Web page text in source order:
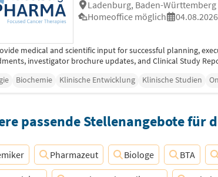
Ladenburg, Baden-Württemberg
Homeoffice möglich
04.08.2026
medical and scientific input for successful planning,
investigator brochure updates, and Clinical Study
Biochemie Klinische Entwicklung Klinische Studien
passende Stellenangebote für
Pharmazeut Biologe BTA